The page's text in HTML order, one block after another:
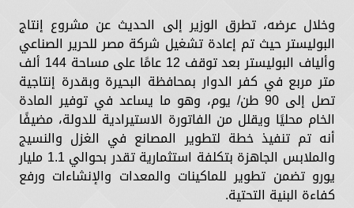
وخلال عرضه، تطرق الوزير إلى الحديث عن مشروع إنتاج
البوليستر حيث تم إعادة تشغيل شركة مصر للحرير الصناعي
وألياف البوليستر بعد توقف 12 عامًا على مساحة 144 ألف
متر مربع في كفر الدوار بمحافظة البحيرة وبقدرة إنتاجية
تصل إلى 90 طن/ يوم، وهو ما يساعد في توفير المادة
الخام محليًا ويقلل من الفاتورة الاستيرادية للدولة، مضيفًا
أنه تم تنفيذ خطة لتطوير المصانع في الغزل والنسيج
والملابس الجاهزة بتكلفة استثمارية تقدر بحوالي 1.1 مليار
يورو تضمن تطوير للماكينات والمعدات والإنشاءات ورفع
كفاءة البنية التحتية.